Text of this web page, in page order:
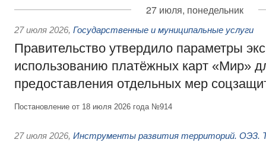
27 июля, понедельник
27 июля 2026, Государственные и муниципальные услуги
Правительство утвердило параметры
использованию платёжных карт «Мир»
предоставления отдельных мер
Постановление от 18 июля 2026 года №914
27 июля 2026, Инструменты развития территорий. ОЭЗ.